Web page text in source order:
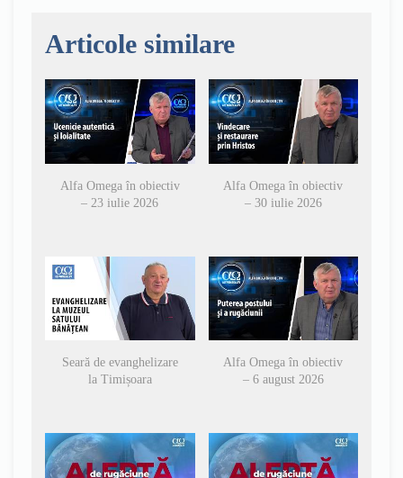
Articole similare
Alfa Omega în obiectiv
– 23 iulie 2026
Alfa Omega în obiectiv
– 30 iulie 2026
Seară de evanghelizare
la Timișoara
Alfa Omega în obiectiv
– 6 august 2026